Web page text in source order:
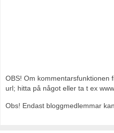
OBS! Om kommentarsfunktionen
url; hitta på något eller ta t ex
Obs! Endast bloggmedlemmar